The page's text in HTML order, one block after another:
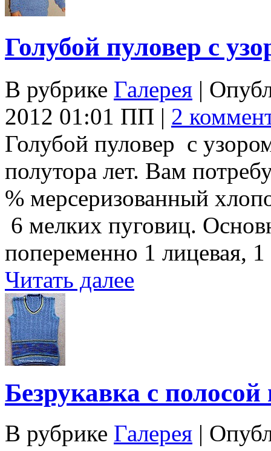
Голубой пуловер с
В рубрике Галерея |
2012 01:01 ПП | 2
Голубой пуловер с
полутора лет. Вам
% мерсеризованный
6 мелких пуговиц.
попеременно 1 лицевая,
Читать далее
Безрукавка с
В рубрике Галерея |